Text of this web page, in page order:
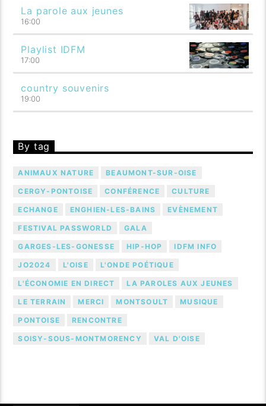
La parole aux jeunes
16:00
Playlist IDFM
17:00
country souvenirs
19:00
By tag
ANIMAUX NATURE BEAUMONT-SUR-OISE
CERGY-PONTOISE CONFÉRENCE CULTURE
ECHANGE ENGHIEN-LES-BAINS EVÈNEMENT
FESTIVAL PASSWORLD GALA
GARGES-LES-GONESSE HIP-HOP IDFM INFO
JO2024 L'OISE L'ONDE POÉTIQUE
L'ÉCONOMIE EN DIRECT LA PAROLES AUX JEUNES
LE TERRAIN MERCI MONTSOULT MUSIQUE
PONTOISE RENCONTRE
SOISY-SOUS-MONTMORENCY VAL D'OISE